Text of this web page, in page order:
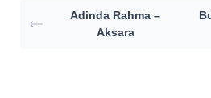
Adinda Rahma –
Aksara